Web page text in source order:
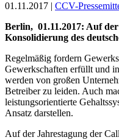
01.11.2017 | CCV-
Berlin, 01.11.2017: Auf
Konsolidierung des
Regelmäßig fordern
Gewerkschaften erfüllt und
werden von großen
Betreiber zu leiden. Auch
leistungsorientierte
Ansatz darstellen.
Auf der Jahrestagung der